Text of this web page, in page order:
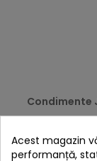
Condimente
Acest magazin
performanță,